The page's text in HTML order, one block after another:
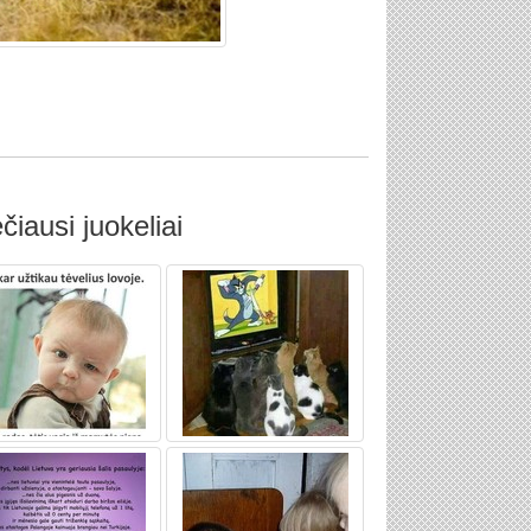
juokeliai